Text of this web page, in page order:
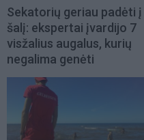
Sekatorių geriau padėti į
šalį: ekspertai įvardijo 7
visžalius augalus, kurių
negalima genėti